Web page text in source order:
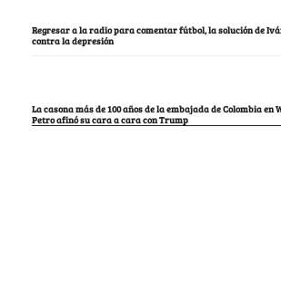
Regresar a la radio para comentar fútbol, la solución de
contra la depresión
La casona más de 100 años de la embajada de Colombia en
Petro afinó su cara a cara con Trump